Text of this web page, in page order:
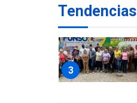
Tendencias
3